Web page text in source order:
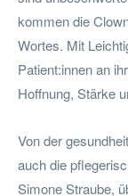
kommen die
Wortes. Mit
Patient:innen an
Hoffnung, Stärke
Von der
auch die
Simone Straube,